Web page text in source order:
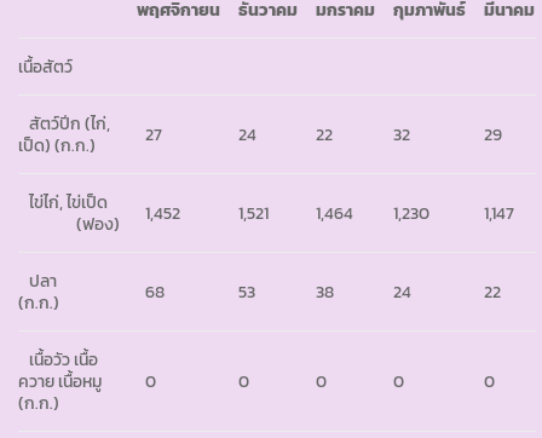
พฤศจิกายน ธันวาคม มกราคม กุมภาพันธ์ มีนาคม
เนื้อสัตว์
สัตว์ปีก (ไก่,
เป็ด) (ก.ก.)
27 24 22 32 29
ไข่ไก่, ไข่เป็ด
(ฟอง)
1,452 1,521 1,464 1,230 1,147
ปลา
(ก.ก.)
68 53 38 24 22
เนื้อวัว เนื้อ
ควาย เนื้อหมู
(ก.ก.)
0 0 0 0 0